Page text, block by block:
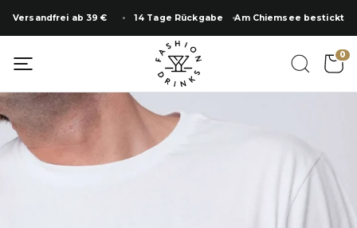
Inhalt
springen
Versandfrei ab 39 € 14 Tage Rückgabe Am Chiemsee bestickt
0